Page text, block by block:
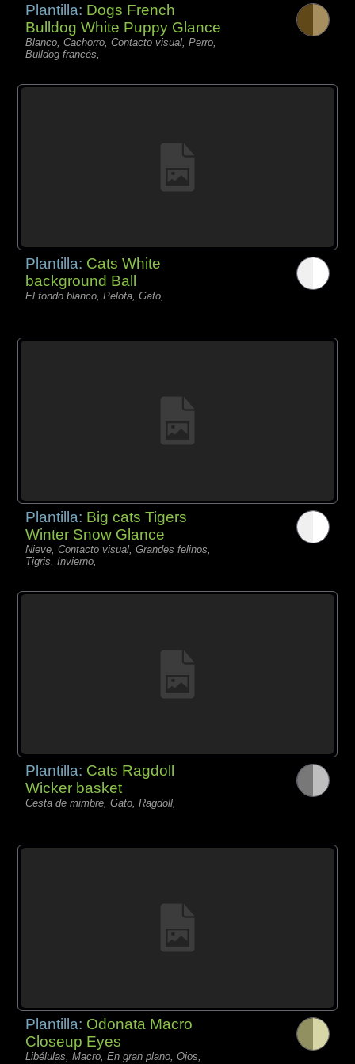
Plantilla: Dogs French
Bulldog White Puppy Glance
Blanco, Cachorro, Contacto visual, Perro,
Bulldog francés,
Plantilla: Cats White
background Ball
El fondo blanco, Pelota, Gato,
Plantilla: Big cats Tigers
Winter Snow Glance
Nieve, Contacto visual, Grandes felinos,
Tigris, Invierno,
Plantilla: Cats Ragdoll
Wicker basket
Cesta de mimbre, Gato, Ragdoll,
Plantilla: Odonata Macro
Closeup Eyes
Libélulas, Macro, En gran plano, Ojos,